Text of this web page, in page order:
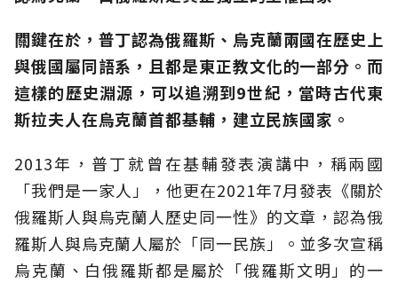
關鍵在於，普丁認為俄羅斯、烏克蘭兩國在歷史上
與俄國屬同語系，且都是東正教文化的一部分。而
這樣的歷史淵源，可以追溯到9世紀，當時古代東
斯拉夫人在烏克蘭首都基輔，建立民族國家。
2013年，普丁就曾在基輔發表演講中，稱兩國
「我們是一家人」，他更在2021年7月發表《關於
俄羅斯人與烏克蘭人歷史同一性》的文章，認為俄
羅斯人與烏克蘭人屬於「同一民族」。並多次宣稱
烏克蘭、白俄羅斯都是屬於「俄羅斯文明」的一